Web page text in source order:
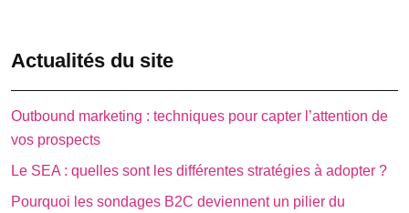
Actualités du site
Outbound marketing : techniques pour capter l’attention de
vos prospects
Le SEA : quelles sont les différentes stratégies à adopter ?
Pourquoi les sondages B2C deviennent un pilier du